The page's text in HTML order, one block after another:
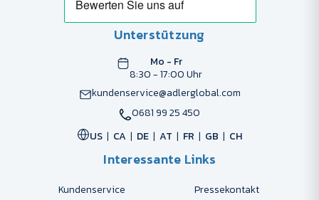
Unterstützung
Mo - Fr
8:30 - 17:00 Uhr
kundenservice@adlerglobal.com
0681 99 25 450
US
CA DE AT FR GB CH
Interessante Links
Kundenservice Pressekontakt